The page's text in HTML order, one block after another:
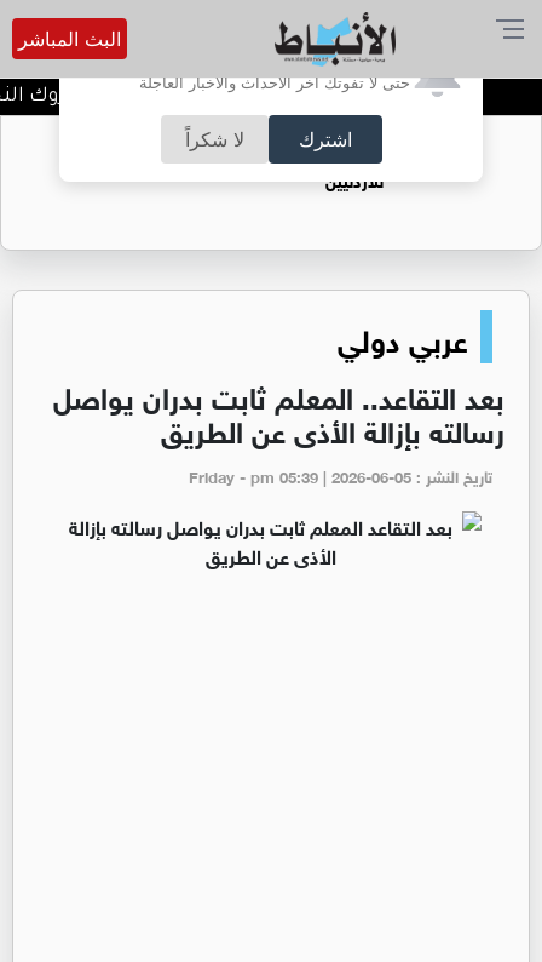
أترغب في تفعيل الإشعارات؟
حتى لا تفوتك آخر الأحداث والأخبار العاجلة
اشترك لا شكراً
البث المباشر
محمد أحمد عبابنه الف مبروك
حقل الريشة حين يتحول الغاز إلى فرص عمل
للأردنيين
عربي دولي
بعد التقاعد.. المعلم ثابت بدران يواصل
رسالته بإزالة الأذى عن الطريق
تاريخ النشر : Friday - pm 05:39 | 2026-06-05